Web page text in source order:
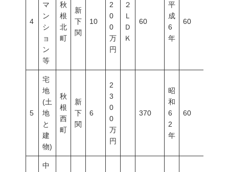
4
マ
ン
シ
ョ
ン
等
秋
根
北
町
新
下
関
10
2
0
0
万
円
２
Ｌ
Ｄ
Ｋ
60
平
成
6
年
60
5
宅
地
(土
地
と
建
物)
秋
根
西
町
新
下
関
6
2
3
0
0
万
円
370
昭
和
6
2
年
60
中